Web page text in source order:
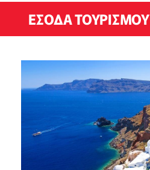
ΈΣΟΔΑ ΤΟΥΡΙΣΜΟΎ